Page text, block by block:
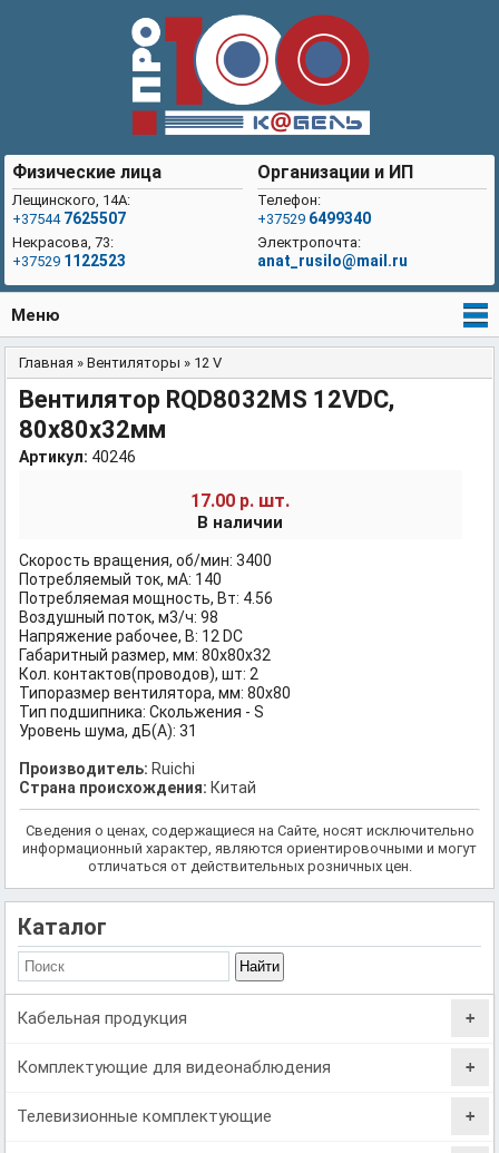
Физические лица
Лещинского, 14А:
+37544 7625507
Некрасова, 73:
+37529 1122523
Организации и ИП
Телефон:
+37529 6499340
Электропочта:
anat_rusilo@mail.ru
Меню
Вы здесь
Главная » Вентиляторы » 12 V
Вентилятор RQD8032MS 12VDC,
80x80x32мм
Артикул: 40246
17.00 р. шт.
В наличии
Скорость вращения, об/мин: 3400
Потребляемый ток, мА: 140
Потребляемая мощность, Вт: 4.56
Воздушный поток, м3/ч: 98
Напряжение рабочее, В: 12 DC
Габаритный размер, мм: 80х80х32
Кол. контактов(проводов), шт: 2
Типоразмер вентилятора, мм: 80x80
Тип подшипника: Скольжения - S
Уровень шума, дБ(А): 31
Производитель: Ruichi
Страна происхождения: Китай
Сведения о ценах, содержащиеся на Сайте, носят исключительно
информационный характер, являются ориентировочными и могут
отличаться от действительных розничных цен.
Каталог
Кабельная продукция
Комплектующие для видеонаблюдения
Телевизионные комплектующие